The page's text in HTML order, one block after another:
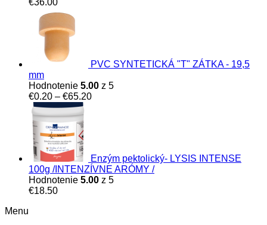
PVC SYNTETICKÁ "T" ZÁTKA - 19,5
mm
Hodnotenie 5.00 z 5
€0.20 – €65.20Price
Enzým pektolický- LYSIS INTENSE
100g /INTENZÍVNE ARÓMY /
Hodnotenie 5.00 z 5
€18.50
Menu